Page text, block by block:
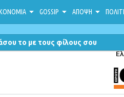
GOSSIP ΑΠΟΨΗ
το με τους φίλους σου